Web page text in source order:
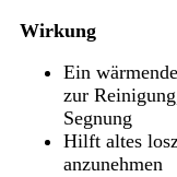
Wirkung
Ein
zur
Segnung
Hilft altes
anzunehmen